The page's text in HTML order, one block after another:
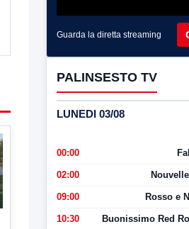
Guarda la diretta streaming
PALINSESTO TV
LUNEDI 03/08
00:00
02:00
09:00 Rosso e
10:30 Buonissimo Red